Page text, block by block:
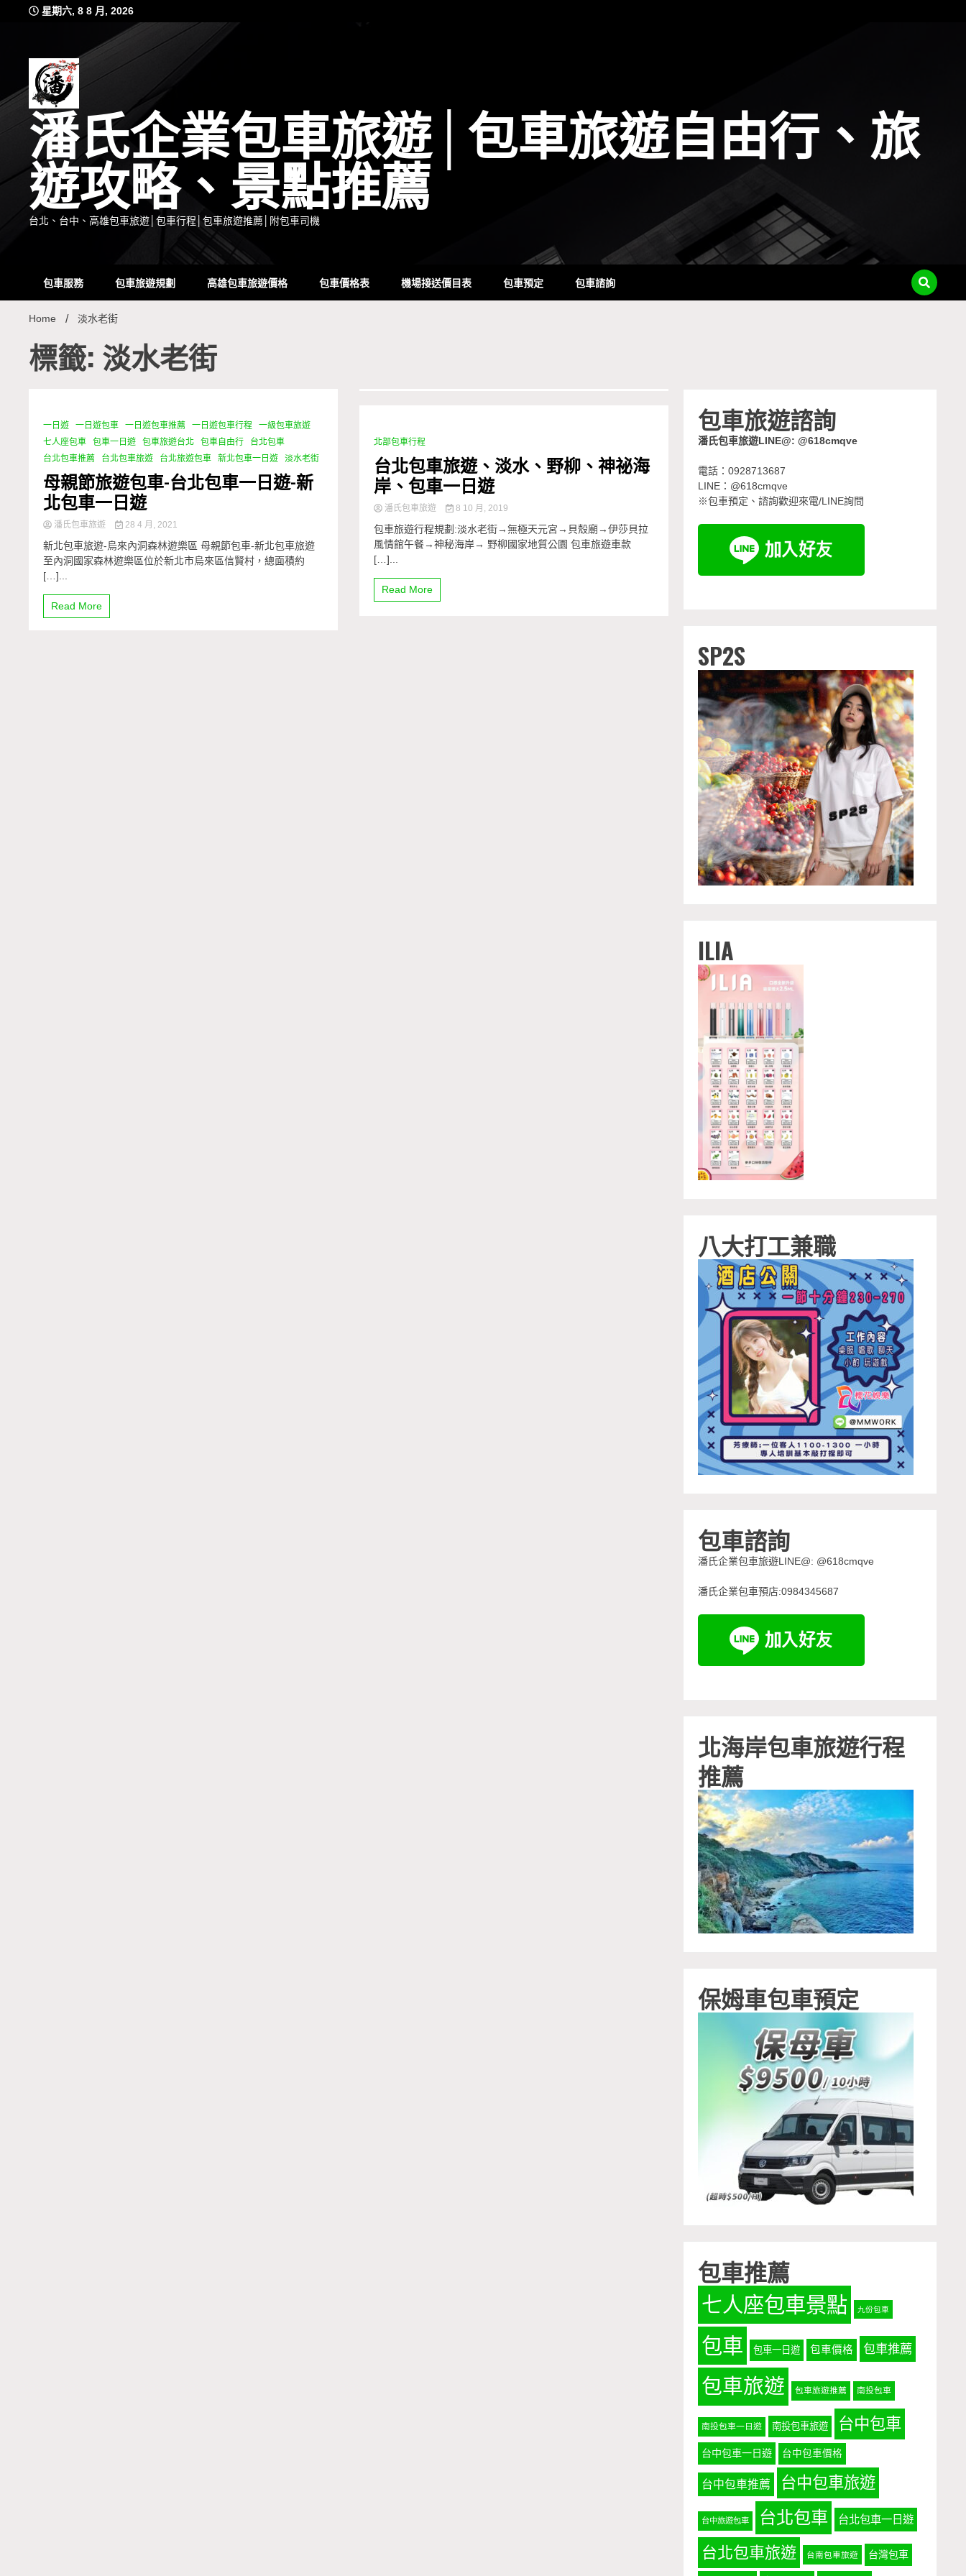
星期六, 8 8 月, 2026
潘氏企業包車旅遊│包車旅遊自由行、旅
遊攻略、景點推薦
台北、台中、高雄包車旅遊│包車行程│包車旅遊推薦│附包車司機
包車服務 包車旅遊規劃 高雄包車旅遊價格 包車價格表 機場接送價目表 包車預定 包車諮詢
Home 淡水老街
標籤: 淡水老街
0 Minutes
一日遊 一日遊包車 一日遊包車推薦 一日遊包車行程
一級包車旅遊
七人座包車
包車一日遊 包車旅遊台北 包車自由行
台北包車
台北包車推薦
台北包車旅遊 台北旅遊包車 新北包車一日遊 淡水老街
母親節旅遊包車-台北包車一日遊-新
北包車一日遊
潘氏包車旅遊 28 4 月, 2021
新北包車旅遊-烏來內洞森林遊樂區 母親節包車-新北包車旅遊
至內洞國家森林遊樂區位於新北市烏來區信賢村，總面積約
[…]...
Read More
1 Minute
北部包車行程
台北包車旅遊、淡水、野柳、神祕海
岸、包車一日遊
潘氏包車旅遊 8 10 月, 2019
包車旅遊行程規劃:淡水老街→無極天元宮→貝殼廟→伊莎貝拉
風情館午餐→神秘海岸→ 野柳國家地質公園 包車旅遊車款
[…]...
Read More
包車旅遊諮詢
潘氏包車旅遊LINE@: @618cmqve
電話：0928713687
LINE：@618cmqve
※包車預定、諮詢歡迎來電/LINE詢問
SP2S
ILIA
八大打工兼職
包車諮詢
潘氏企業包車旅遊LINE@: @618cmqve
潘氏企業包車預店:0984345687
北海岸包車旅遊行程
推薦
保姆車包車預定
包車推薦
七人座包車景點 九份包車
包車 包車一日遊 包車價格 包車推薦
包車旅遊 包車旅遊推薦 南投包車
南投包車一日遊 南投包車旅遊 台中包車
台中包車一日遊 台中包車價格
台中包車推薦 台中包車旅遊
台中旅遊包車 台北包車 台北包車一日遊
台北包車旅遊 台南包車旅遊 台灣包車